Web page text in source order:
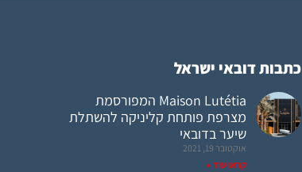
כתבות דובאי ישראל
Maison Lutétia המפורסמת
מצרפת פותחת קליניקה להשתלת
שיער בדובאי
אוקטובר 19, 2021
קראו עוד »